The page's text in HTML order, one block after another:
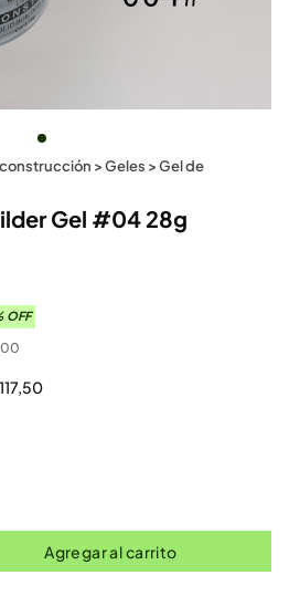
>Geles >Gel de
Gel #04 28g
OFF
Agregar al carrito